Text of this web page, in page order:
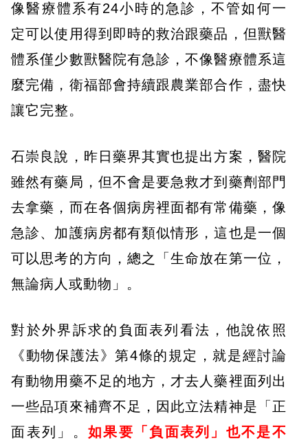
像醫療體系有24小時的急診，不管如何一
定可以使用得到即時的救治跟藥品，但獸醫
體系僅少數獸醫院有急診，不像醫療體系這
麼完備，衛福部會持續跟農業部合作，盡快
讓它完整。
石崇良說，昨日藥界其實也提出方案，醫院
雖然有藥局，但不會是要急救才到藥劑部門
去拿藥，而在各個病房裡面都有常備藥，像
急診、加護病房都有類似情形，這也是一個
可以思考的方向，總之「生命放在第一位，
無論病人或動物」。
對於外界訴求的負面表列看法，他說依照
《動物保護法》第4條的規定，就是經討論
有動物用藥不足的地方，才去人藥裡面列出
一些品項來補齊不足，因此立法精神是「正
面表列」。 如果要「負面表列」也不是不